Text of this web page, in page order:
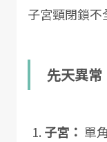
子宮頸閉鎖不
先天異常
子宮： 單